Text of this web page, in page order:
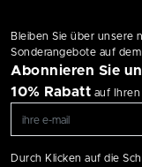
Bleiben Sie über unsere
Sonderangebote auf
Abonnieren Sie
10% Rabatt auf
Durch Klicken auf die